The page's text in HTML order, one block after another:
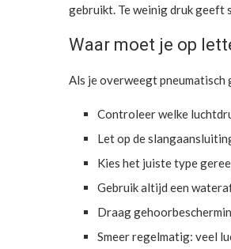
gebruikt. Te weinig druk geeft
Waar moet je op
Als je overweegt pneumatisch
Controleer welke
Let op de
Kies het juiste type
Gebruik altijd een
Draag
Smeer regelmatig: veel